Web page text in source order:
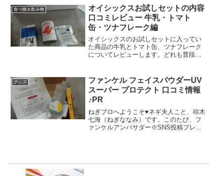
たくさん読んだので、まとめたッス。少
しでもあなたの...
食べ物＆飲み物
オイシックスお試しセットの内容
口コミレビュー 牛乳・トマト
缶・ツナフレーク編
オイシックスのお試しセットに入ってい
た商品の牛乳とトマト缶、ツナフレーク
についてレビューします。どれも普段食
が、今回紹介する3品は、どれも体に良さ
そうな味わい。実際に作...
グッズ
ファンケル フェイスパウダーUV
スーパー プロテクト 口コミ情報
♪PR
ねぎブロへようこそ♥ネギ夫人こと、祢木
七海（ねぎななみ）です。このたび、フ
ァンケルアンバサダー※SNS投稿プレゼ